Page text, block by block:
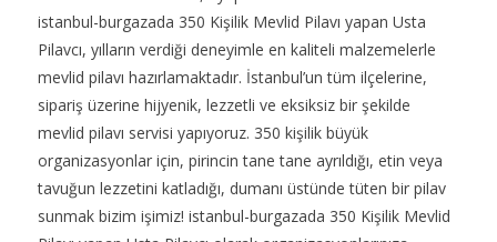
istanbul-burgazada 350 Kişilik Mevlid Pilavı yapan Usta
Pilavcı, yılların verdiği deneyimle en kaliteli malzemelerle
mevlid pilavı hazırlamaktadır. İstanbul’un tüm ilçelerine,
sipariş üzerine hijyenik, lezzetli ve eksiksiz bir şekilde
mevlid pilavı servisi yapıyoruz. 350 kişilik büyük
organizasyonlar için, pirincin tane tane ayrıldığı, etin veya
tavuğun lezzetini katladığı, dumanı üstünde tüten bir pilav
sunmak bizim işimiz! istanbul-burgazada 350 Kişilik Mevlid